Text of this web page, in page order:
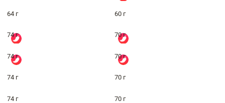
64 г 60 г
74 г 70 г
74 г 70 г
74 г 70 г
74 г 70 г